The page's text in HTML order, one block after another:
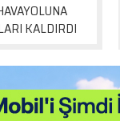
KALDIRDI